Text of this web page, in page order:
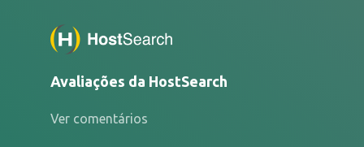
Avaliações da HostSearch
Ver comentários